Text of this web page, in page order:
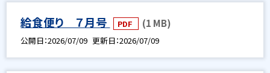
給食便り ７月号 PDF (1 MB)
公開日 2026/07/09 更新日 2026/07/09